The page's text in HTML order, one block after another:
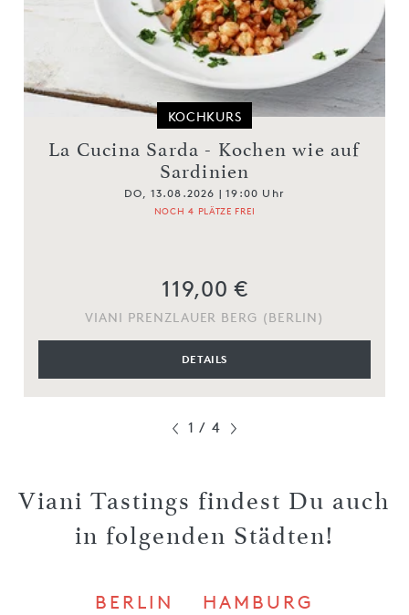
KOCHKURS
La Cucina Sarda - Kochen wie auf
Sardinien
DO, 13.08.2026 | 19:00 Uhr
NOCH 4 PLÄTZE FREI
119,00 €
VIANI PRENZLAUER BERG (BERLIN)
DETAILS
1 / 4
Viani Tastings findest Du auch
in folgenden Städten!
BERLIN
HAMBURG